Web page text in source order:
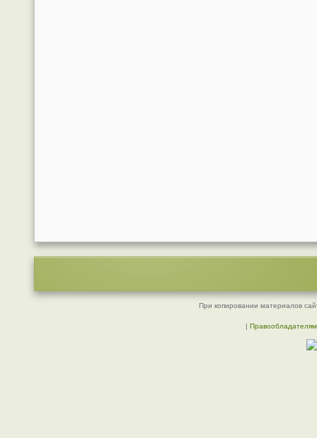
При копировании материалов
Правообладателям